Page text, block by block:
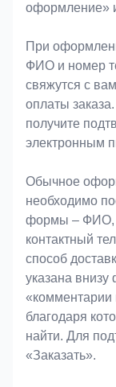
оформление»
При
ФИО и номер
свяжутся с
оплаты
получите
электронным
Обычное
необходимо
формы – ФИО,
контактный
способ
указана
«комментарии
благодаря
найти. Для
«Заказать».